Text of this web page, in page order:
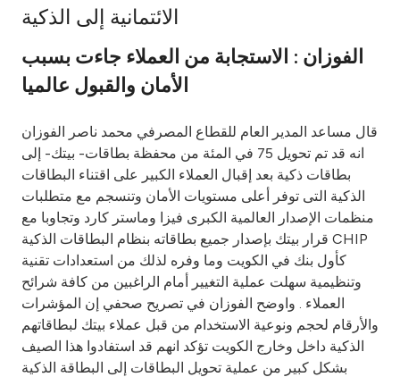
Tools & Services
After Sales Services
Contact us
Branch & ATM locator
Germany
Malaysia
الائتمانية إلى الذكية
الفوزان : الاستجابة من العملاء جاءت بسبب
الأمان والقبول عالميا
قال مساعد المدير العام للقطاع المصرفي محمد ناصر الفوزان
انه قد تم تحويل 75 في المئة من محفظة بطاقات- بيتك- إلى
بطاقات ذكية بعد إقبال العملاء الكبير على اقتناء البطاقات
الذكية التى توفر أعلى مستويات الأمان وتنسجم مع متطلبات
منظمات الإصدار العالمية الكبرى فيزا وماستر كارد وتجاوبا مع
قرار بيتك بإصدار جميع بطاقاته بنظام البطاقات الذكية CHIP
كأول بنك في الكويت وما وفره لذلك من استعدادات تقنية
وتنظيمية سهلت عملية التغيير أمام الراغبين من كافة شرائح
العملاء . واوضح الفوزان في تصريح صحفي إن المؤشرات
والأرقام لحجم ونوعية الاستخدام من قبل عملاء بيتك لبطاقاتهم
الذكية داخل وخارج الكويت تؤكد انهم قد استفادوا هذا الصيف
بشكل كبير من عملية تحويل البطاقات إلى البطاقة الذكية